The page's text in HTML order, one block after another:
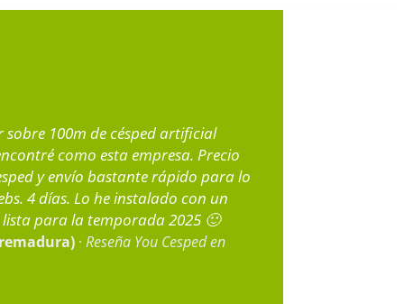
100m de césped artificial
como esta empresa. Precio
y envío bastante rápido para lo
4 días. Lo he instalado con un
para la temporada 2025 🙂
· Reseña You Cesped en